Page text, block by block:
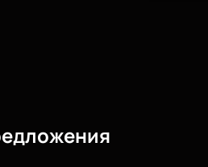
— консультант подробно
нашем портале.